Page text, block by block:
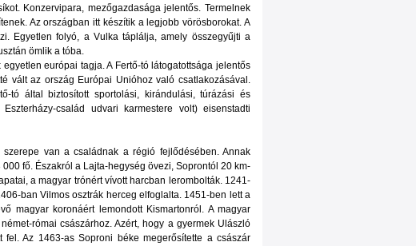
Konzervipara, mezőgazdasága jelentős. Termelnek
Az országban itt készítik a legjobb vörösborokat. A
Egyetlen folyó, a Vulka táplálja, amely összegyűjti a
ömlik a tóba.
európai tagja. A Fertő-tó látogatottsága jelentős
vált az ország Európai Unióhoz való csatlakozásával.
tó által biztosított sportolási, kirándulási, túrázási és
család udvari karmestere volt) eisenstadti
van a családnak a régió fejlődésében. Annak
fő. Északról a Lajta-hegység övezi, Soprontól 20 km-
a magyar trónért vívott harcban lerombolták. 1241-
ban Vilmos osztrák herceg elfoglalta. 1451-ben lett a
magyar koronáért lemondott Kismartonról. A magyar
római császárhoz. Azért, hogy a gyermek Ulászló
Az 1463-as Soproni béke megerősítette a császár